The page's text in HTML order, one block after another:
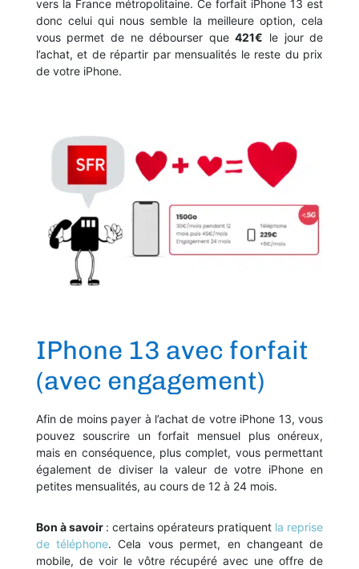
vers la France métropolitaine. Ce forfait iPhone 13 est
donc celui qui nous semble la meilleure option, cela
vous permet de ne débourser que421€ le jour de
l’achat, et de répartir par mensualités le reste du prix
de votre iPhone.
IPhone 13 avec forfait
(avec engagement)
Afin de moins payer à l’achat de votre iPhone 13, vous
pouvez souscrire un forfait mensuel plus onéreux,
mais en conséquence, plus complet, vous permettant
également de diviser la valeur de votre iPhone en
petites mensualités, au cours de 12 à 24 mois.
Bon à savoir : certains opérateurs pratiquent la reprise
de téléphone. Cela vous permet, en changeant de
mobile, de voir le vôtre récupéré avec une offre de